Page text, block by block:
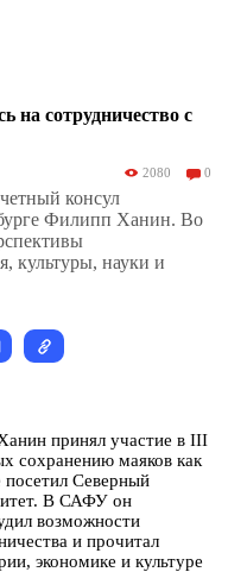
на сотрудничество с
2080 0
консул
Филипп Ханин. Во
культуры, науки и
принял участие в III
сохранению маяков как
посетил Северный
В САФУ он
возможности
и прочитал
экономике и культуре